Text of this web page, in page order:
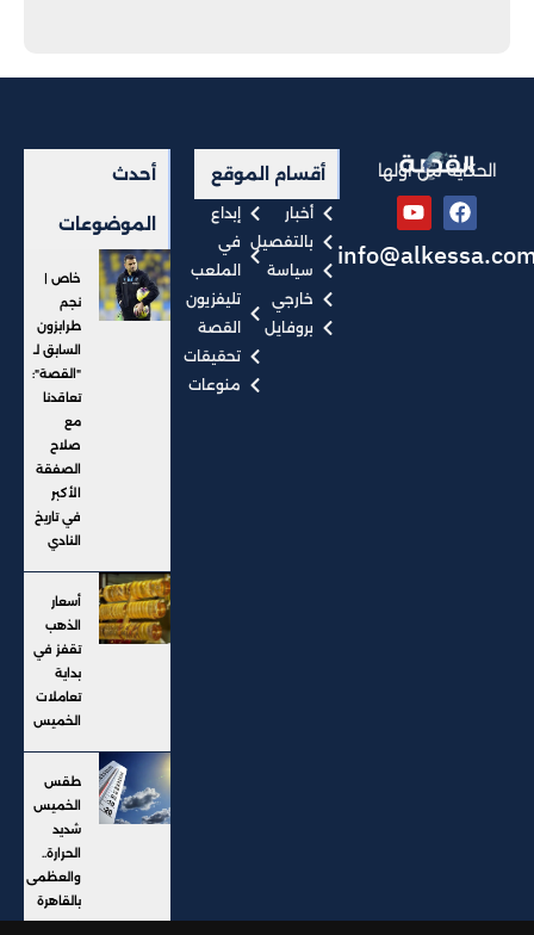
الحكاية من أولها أقسام الموقع
أخبار
بالتفصيل
سياسة
خارجي
بروفايل
إبداع
في
الملعب
تليفزيون
القصة
تحقيقات
منوعات
أحدث
الموضوعات
خاص |
نجم
طرابزون
السابق لـ
"القصة":
تعاقدنا
مع
صلاح
الصفقة
الأكبر
في تاريخ
النادي
أسعار
الذهب
تقفز في
بداية
تعاملات
الخميس
طقس
الخميس
شديد
الحرارة..
والعظمى
بالقاهرة
38